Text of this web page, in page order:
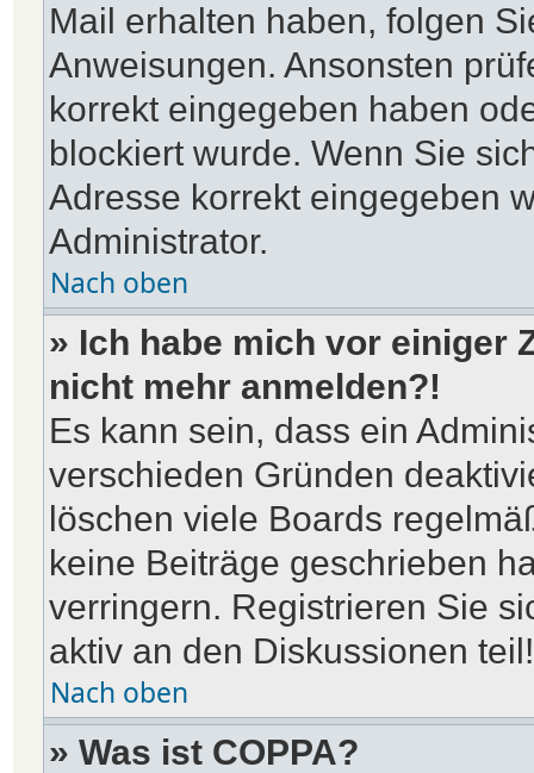
Mail erhalten haben, folgen
Anweisungen. Ansonsten
korrekt eingegeben haben
blockiert wurde. Wenn Sie
Adresse korrekt eingegeben
Administrator.
Nach oben
» Ich habe mich vor einiger
nicht mehr anmelden?!
Es kann sein, dass ein
verschieden Gründen
löschen viele Boards
keine Beiträge geschrieben
verringern. Registrieren Sie
aktiv an den Diskussionen teil!
Nach oben
» Was ist COPPA?